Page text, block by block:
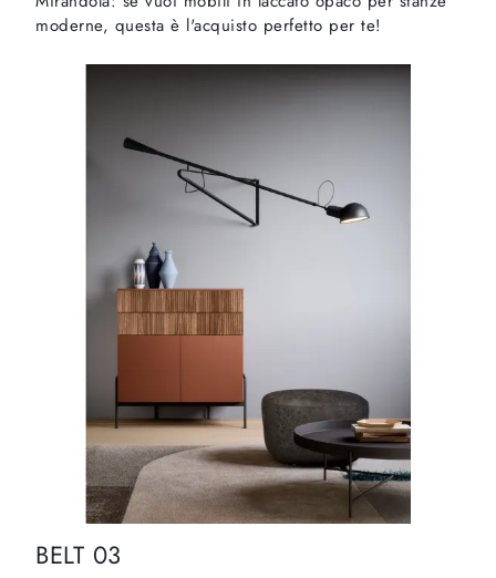
moderne, questa è l'acquisto perfetto per te!
BELT 03